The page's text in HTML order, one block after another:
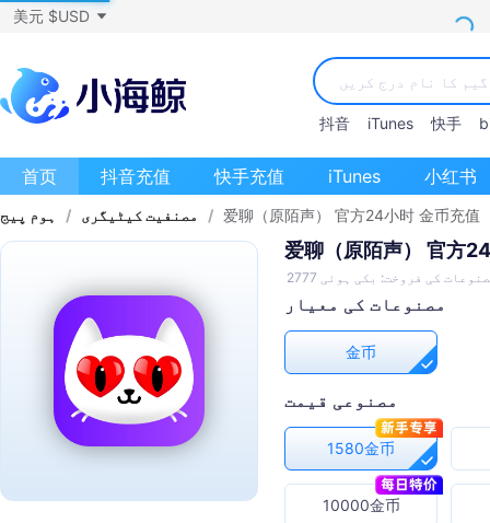
美元 $USD
抖音 iTunes 快手
首页 抖音充值 快手充值 iTunes 小红书
ہوم پیج / مصنفیت کیٹیگری / 爱聊（原陌声） 官方24小时 金币充值
爱聊（原陌声） 官方
کی فروخت: بکی ہوئی 2777
مصنوعات کی معیار
金币
مصنوعی قیمت
1580金币
10000金币